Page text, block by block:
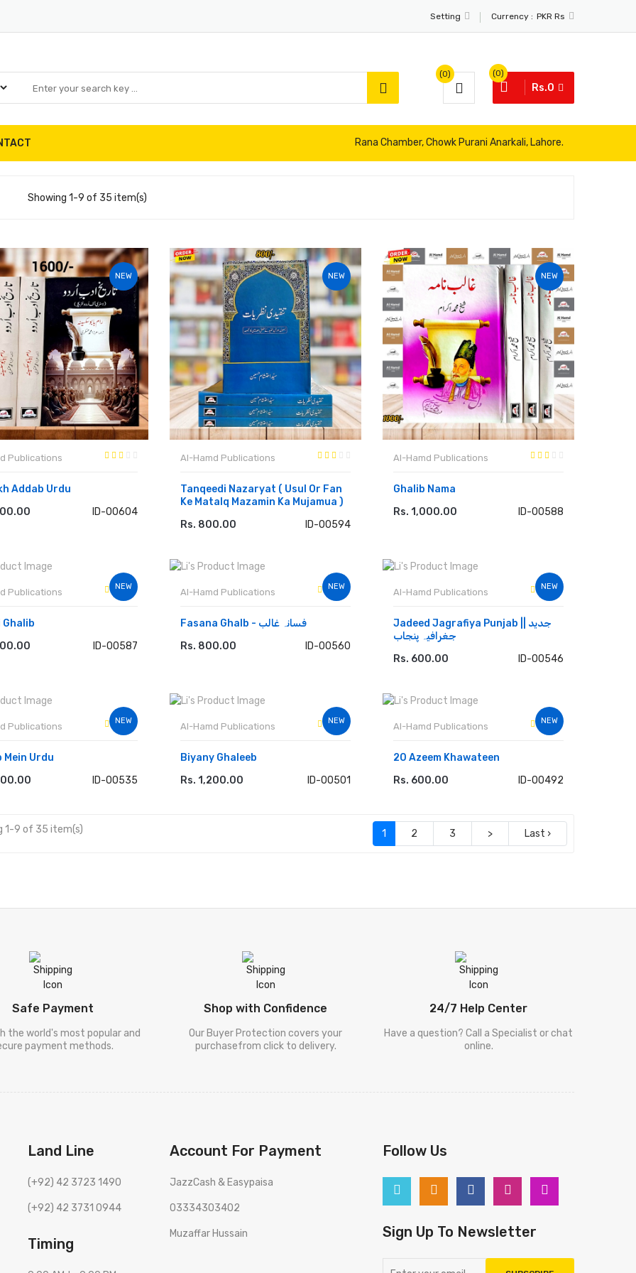
Setting Currency : PKR Rs
(0)
Rs.0
(0)
Rana Chamber, Chowk Purani Anarkali, Lahore.
Showing 1-9 of 35 item(s)
NEW
Publications
Addab Urdu
ID-00604
CART
NEW
Al-Hamd Publications
Tanqeedi Nazaryat ( Usul Or Fan
Ke Matalq Mazamin Ka Mujamua )
Rs. 800.00
ID-00594
ADD TO CART
NEW
Al-Hamd Publications
Ghalib Nama
Rs. 1,000.00
ID-00588
ADD TO CART
NEW
Publications
ID-00587
CART
NEW
Al-Hamd Publications
Fasana Ghalb - فسانہ غالب
Rs. 800.00
ID-00560
ADD TO CART
NEW
Al-Hamd Publications
Jadeed Jagrafiya Punjab || جدید
جغرافیہ پنجاب
Rs. 600.00
ID-00546
ADD TO CART
NEW
Publications
Mein Urdu
ID-00535
CART
NEW
Al-Hamd Publications
Biyany Ghaleeb
Rs. 1,200.00
ID-00501
ADD TO CART
NEW
Al-Hamd Publications
20 Azeem Khawateen
Rs. 600.00
ID-00492
ADD TO CART
1-9 of 35 item(s) 1(current)
2 3 > Last ›
Safe Payment
the world's most popular and
payment methods.
Shop with Confidence
Our Buyer Protection covers your
purchasefrom click to delivery.
24/7 Help Center
Have a question? Call a Specialist or chat
online.
Land Line
(+92) 42 3723 1490
(+92) 42 3731 0944
Timing
Account For Payment
JazzCash & Easypaisa
03334303402
Muzaffar Hussain
Follow Us
Sign Up To Newsletter